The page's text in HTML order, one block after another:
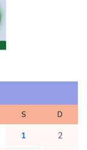
S D
1
2